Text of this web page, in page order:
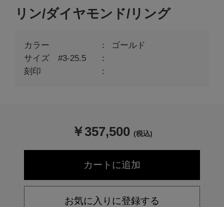
リン/ダイヤモンド/リング
カラー
ゴールド
サイズ #3-25.5
刻印
￥357,500 (税込)
お気に入りに登録する